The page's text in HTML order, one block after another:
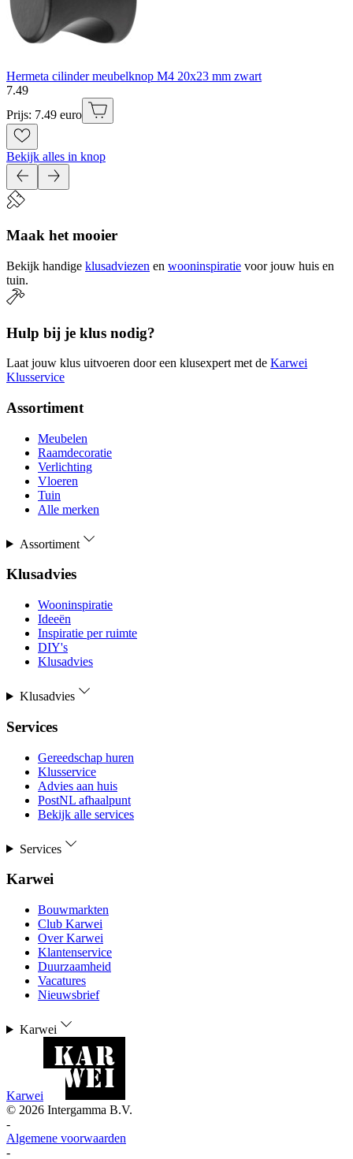
Hermeta cilinder meubelknop M4 20x23 mm zwart
7.49
Prijs: 7.49 euro
Bekijk alles in knop
Maak het mooier
Bekijk handige klusadviezen en wooninspiratie voor jouw huis en
tuin.
Hulp bij je klus nodig?
Laat jouw klus uitvoeren door een klusexpert met de Karwei
Klusservice
Assortiment
Meubelen
Raamdecoratie
Verlichting
Vloeren
Tuin
Alle merken
Assortiment
Klusadvies
Wooninspiratie
Ideeën
Inspiratie per ruimte
DIY's
Klusadvies
Klusadvies
Services
Gereedschap huren
Klusservice
Advies aan huis
PostNL afhaalpunt
Bekijk alle services
Services
Karwei
Bouwmarkten
Club Karwei
Over Karwei
Klantenservice
Duurzaamheid
Vacatures
Nieuwsbrief
Karwei
Karwei
© 2026 Intergamma B.V.
-
Algemene voorwaarden
-